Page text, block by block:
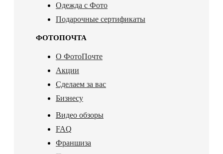
Одежда с Фото
Подарочные сертификаты
ФОТОПОЧТА
О ФотоПочте
Акции
Сделаем за вас
Бизнесу
Видео обзоры
FAQ
Франшиза